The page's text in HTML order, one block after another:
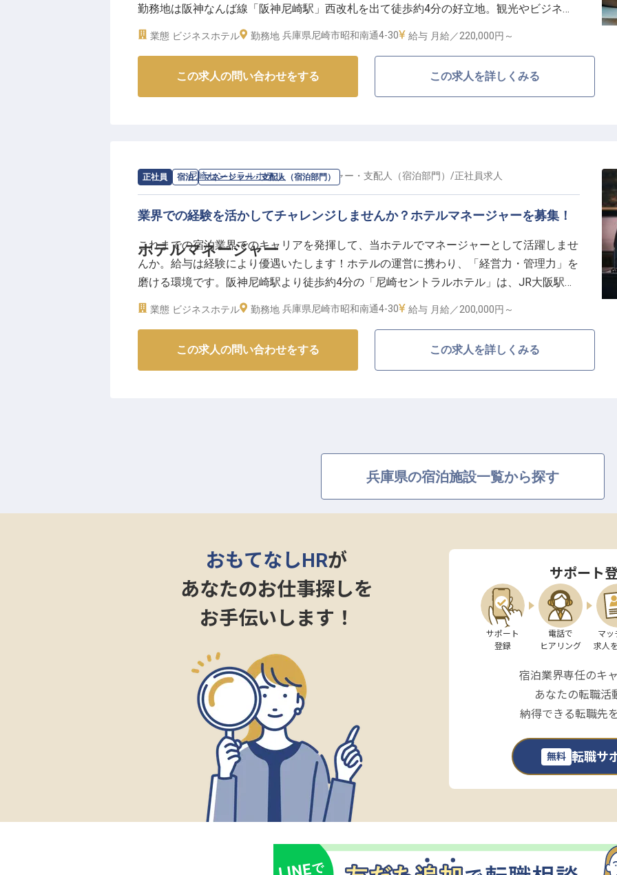
勤務地は阪神なんば線「阪神尼崎駅」西改札を出て徒歩約4分の好立地。観光やビジネス
にも最高のロケーションのため、通勤にも便利な場所です。仕事を通じてより成長させた
業態 ビジネスホテル 勤務地 兵庫県尼崎市昭和南通4-30 給与 月給／220,000円～
この求人の問い合わせをする この求人を詳しくみる
正社員 宿泊 マネージャー・支配人（宿泊部門）
ホテルマネージャー
求人情報：尼崎セントラルホテル のマネージャー・支配人（宿泊部門） /正社員求人
業界での経験を活かしてチャレンジしませんか？ホテルマネージャーを募集！
これまでの宿泊業界でのキャリアを発揮して、当ホテルでマネージャーとして活躍しませ
んか。給与は経験により優遇いたします！ホテルの運営に携わり、「経営力・管理力」を
磨ける環境です。阪神尼崎駅より徒歩約4分の「尼崎セントラルホテル」は、JR大阪駅か
ら約15分、神戸や有名テーマパークも30分圏内とアクセス良好な場所に位置します。観
業態 ビジネスホテル 勤務地 兵庫県尼崎市昭和南通4-30 給与 月給／200,000円～
この求人の問い合わせをする この求人を詳しくみる
兵庫県の宿泊施設一覧から探す
おもてなしHRが
あなたのお仕事探しを
お手伝いします！
サポート
サポート
登録
電話で
ヒアリング
マッ
求人
宿泊業界専任のキ
あなたの転職活
納得できる転職先
無料 転職サ